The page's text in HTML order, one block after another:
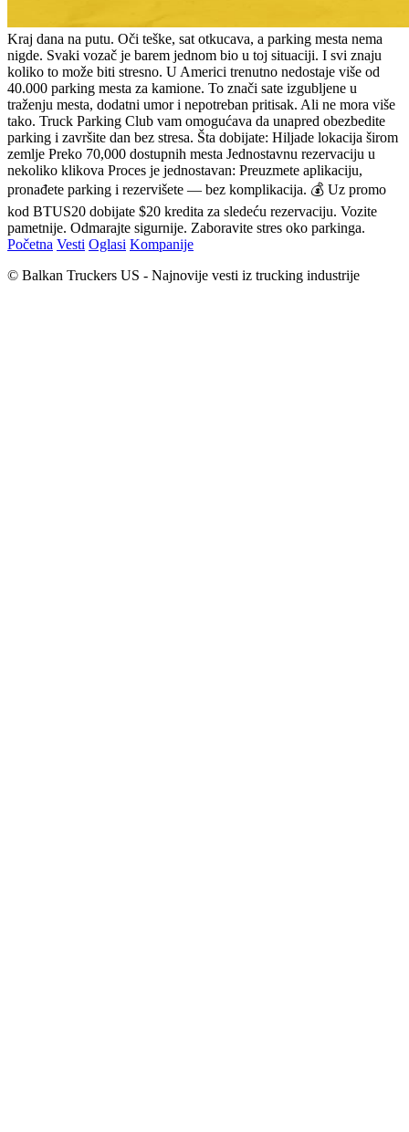
Kraj dana na putu. Oči teške, sat otkucava, a parking mesta nema
nigde. Svaki vozač je barem jednom bio u toj situaciji. I svi znaju
koliko to može biti stresno. U Americi trenutno nedostaje više od
40.000 parking mesta za kamione. To znači sate izgubljene u
traženju mesta, dodatni umor i nepotreban pritisak. Ali ne mora više
tako. Truck Parking Club vam omogućava da unapred obezbedite
parking i završite dan bez stresa. Šta dobijate: Hiljade lokacija širom
zemlje Preko 70,000 dostupnih mesta Jednostavnu rezervaciju u
nekoliko klikova Proces je jednostavan: Preuzmete aplikaciju,
pronađete parking i rezervišete — bez komplikacija. 💰 Uz promo
kod BTUS20 dobijate $20 kredita za sledeću rezervaciju. Vozite
pametnije. Odmarajte sigurnije. Zaboravite stres oko parkinga.
Početna Vesti Oglasi Kompanije
© Balkan Truckers US - Najnovije vesti iz trucking industrije